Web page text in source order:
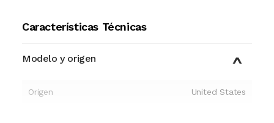
Características Técnicas
Modelo y origen
Origen United States